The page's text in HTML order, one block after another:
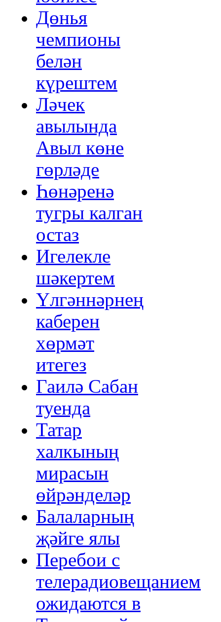
Дөнья
чемпионы
белән
күрештем
Ләчек
авылында
Авыл көне
гөрләде
Һөнәренә
тугры калган
остаз
Игелекле
шәкертем
Үлгәннәрнең
каберен
хөрмәт
итегез
Гаилә Сабан
туенда
Татар
халкының
мирасын
өйрәнделәр
Балаларның
җәйге ялы
Перебои с
телерадиовещанием
ожидаются в